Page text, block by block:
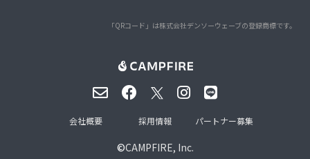
「QRコード」は株式会社デンソーウェーブの登録商標です。
©CAMPFIRE, Inc.
会社概要 採用情報 パートナー募集